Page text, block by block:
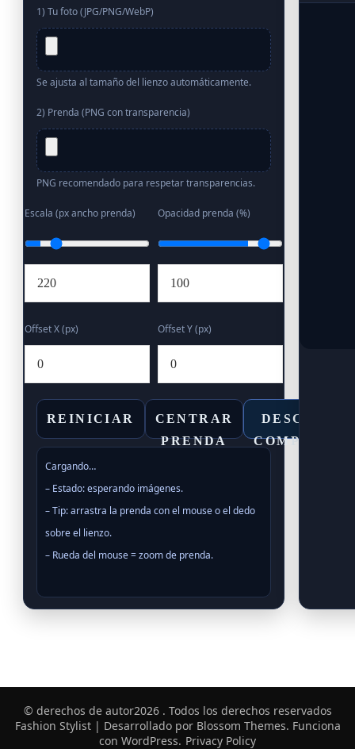
1) Tu foto (JPG/PNG/WebP)
Se ajusta al tamaño del lienzo automáticamente.
2) Prenda (PNG con transparencia)
PNG recomendado para respetar transparencias.
Escala (px ancho prenda) Opacidad prenda (%)
Offset X (px) Offset Y (px)
REINICIAR
CENTRAR
PRENDA
Cargando…
– Estado: esperando imágenes.
– Tip: arrastra la prenda con el mouse o el dedo
sobre el lienzo.
– Rueda del mouse = zoom de prenda.
© derechos de autor2026 . Todos los derechos reservados
Fashion Stylist | Desarrollado por Blossom Themes. Funciona
con WordPress. Privacy Policy